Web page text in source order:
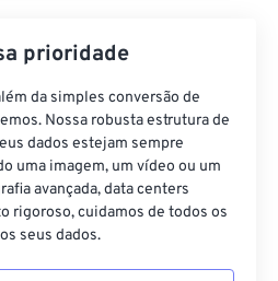
prioridade
da simples conversão de
Nossa robusta estrutura de
dados estejam sempre
uma imagem, um vídeo ou um
avançada, data centers
rigoroso, cuidamos de todos os
seus dados.